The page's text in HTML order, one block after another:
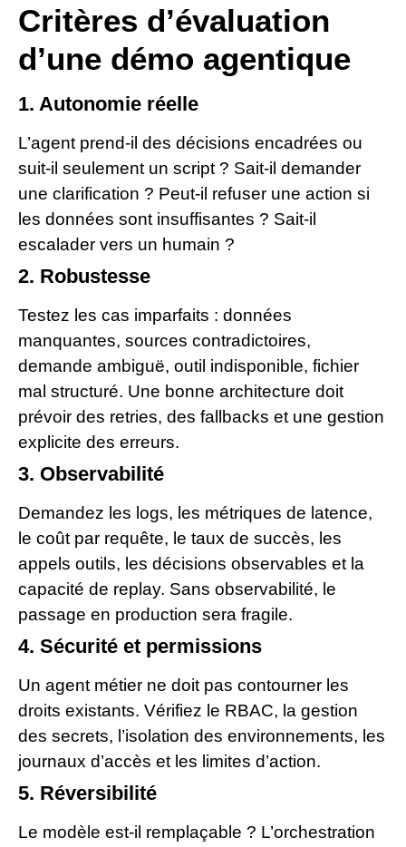
Critères d’évaluation
d’une démo agentique
1. Autonomie réelle
L’agent prend-il des décisions encadrées ou
suit-il seulement un script ? Sait-il demander
une clarification ? Peut-il refuser une action si
les données sont insuffisantes ? Sait-il
escalader vers un humain ?
2. Robustesse
Testez les cas imparfaits : données
manquantes, sources contradictoires,
demande ambiguë, outil indisponible, fichier
mal structuré. Une bonne architecture doit
prévoir des retries, des fallbacks et une gestion
explicite des erreurs.
3. Observabilité
Demandez les logs, les métriques de latence,
le coût par requête, le taux de succès, les
appels outils, les décisions observables et la
capacité de replay. Sans observabilité, le
passage en production sera fragile.
4. Sécurité et permissions
Un agent métier ne doit pas contourner les
droits existants. Vérifiez le RBAC, la gestion
des secrets, l’isolation des environnements, les
journaux d’accès et les limites d’action.
5. Réversibilité
Le modèle est-il remplaçable ? L’orchestration